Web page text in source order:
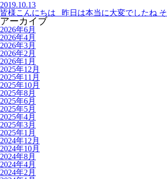
2019.10.13
皆様こんにちは 昨日は本当に大変でしたね
アーカイブ
2026年6月
2026年4月
2026年3月
2026年2月
2026年1月
2025年12月
2025年11月
2025年10月
2025年8月
2025年6月
2025年5月
2025年4月
2025年3月
2025年1月
2024年12月
2024年10月
2024年8月
2024年4月
2024年2月